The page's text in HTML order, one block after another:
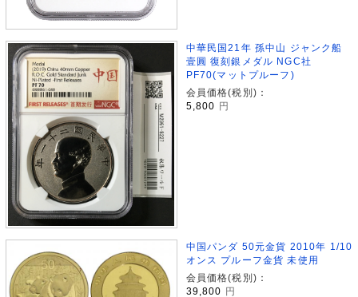
中華民国21年 孫中山 ジャンク船
壹圓 復刻銀メダル NGC社
PF70(マットプルーフ)
会員価格(税別)：
5,800 円
中国パンダ 50元金貨 2010年 1/10
オンス プルーフ金貨 未使用
会員価格(税別)：
39,800 円